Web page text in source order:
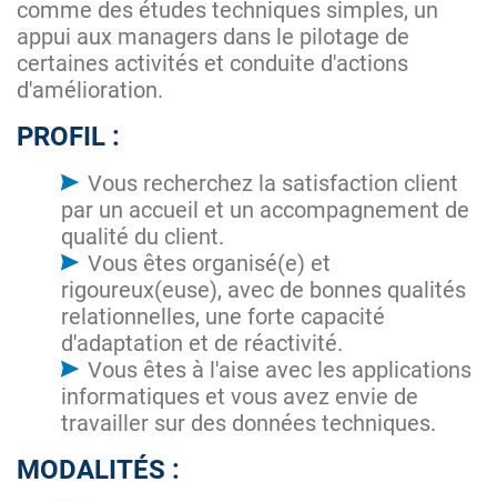
comme des études techniques simples, un
appui aux managers dans le pilotage de
certaines activités et conduite d'actions
d'amélioration.
PROFIL :
Vous recherchez la satisfaction client
par un accueil et un accompagnement de
qualité du client.
Vous êtes organisé(e) et
rigoureux(euse), avec de bonnes qualités
relationnelles, une forte capacité
d'adaptation et de réactivité.
Vous êtes à l'aise avec les applications
informatiques et vous avez envie de
travailler sur des données techniques.
MODALITÉS :